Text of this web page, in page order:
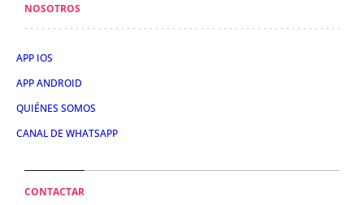
NOSOTROS
APP IOS
APP ANDROID
QUIÉNES SOMOS
CANAL DE WHATSAPP
CONTACTAR